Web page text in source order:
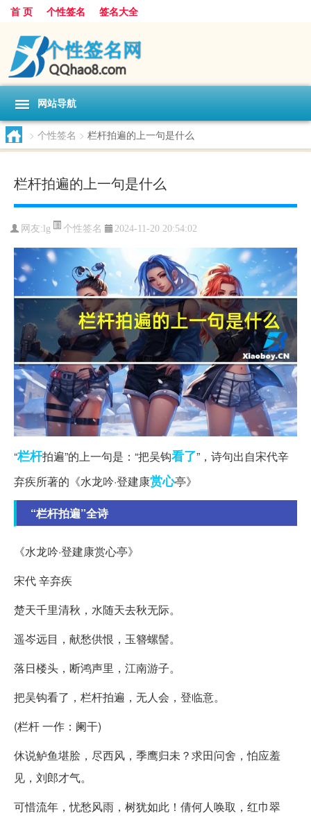
首 页 个性签名 签名大全
网站导航
> 个性签名 > 栏杆拍遍的上一句是什么
栏杆拍遍的上一句是什么
网友: lg 个性签名 2024-11-20 20:54:02
“栏杆拍遍”的上一句是：“把吴钩看了”，诗句出自宋代辛
弃疾所著的《水龙吟·登建康赏心亭》
“栏杆拍遍”全诗
《水龙吟·登建康赏心亭》
宋代 辛弃疾
楚天千里清秋，水随天去秋无际。
遥岑远目，献愁供恨，玉簪螺髻。
落日楼头，断鸿声里，江南游子。
把吴钩看了，栏杆拍遍，无人会，登临意。
(栏杆 一作：阑干)
休说鲈鱼堪脍，尽西风，季鹰归未？求田问舍，怕应羞
见，刘郎才气。
可惜流年，忧愁风雨，树犹如此！倩何人唤取，红巾翠